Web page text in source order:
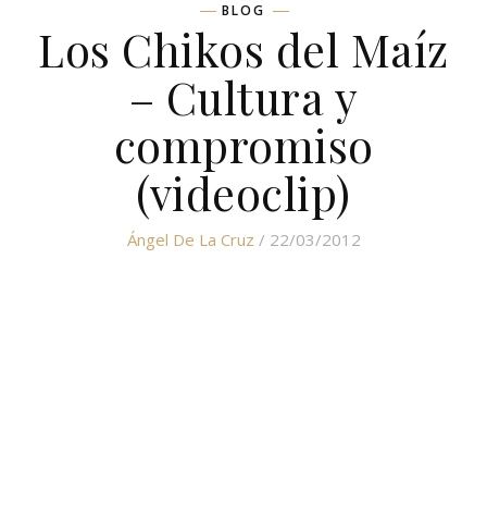
BLOG
Los Chikos del Maíz
– Cultura y
compromiso
(videoclip)
Ángel De La Cruz / 22/03/2012